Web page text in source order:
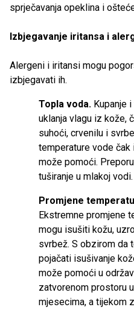
sprječavanja opeklina i
Izbjegavanje iritansa i
Alergeni i iritansi mogu
izbjegavati ih.
Topla voda. Kupanje
uklanja vlagu iz kože,
suhoći, crvenilu i
temperature vode
može pomoći.
tuširanje u mlakoj vodi.
Promjene
Ekstremne promjene
mogu isušiti kožu,
svrbež. S obzirom da
pojačati isušivanje
može pomoći u
zatvorenom prostoru
mjesecima, a tijekom